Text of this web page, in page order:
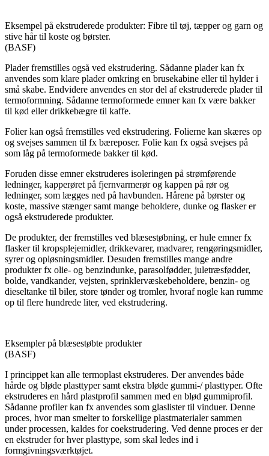
Eksempel på ekstruderede produkter: Fibre til tøj, tæpper og garn og
stive hår til koste og børster.
(BASF)
Plader fremstilles også ved ekstrudering. Sådanne plader kan fx
anvendes som klare plader omkring en brusekabine eller til hylder i
små skabe. End­videre anvendes en stor del af ekstruderede plader til
termoformning. Sådanne termoformede emner kan fx være bakker
til kød eller drikkebægre til kaffe.
Folier kan også fremstilles ved ekstrudering. Folierne kan skæres op
og svejses sammen til fx bæreposer. Folie kan fx også svejses på
som låg på termoformede bakker til kød.
Foruden disse emner ekstruderes isoleringen på strømførende
ledninger, kapperøret på fjernvarmerør og kappen på rør og
ledninger, som lægges ned på havbunden. Hårene på børster og
koste, massive stænger samt mange beholdere, dunke og flasker er
også ekstruderede produkter.
De produkter, der fremstilles ved blæsestøbning, er hule emner fx
flasker til kropsplejemidler, drikkevarer, madvarer, rengøringsmidler,
syrer og opløsningsmidler. Desuden fremstilles mange andre
produkter fx olie- og benzindunke, parasolfødder, juletræsfødder,
bolde, vandkander, vejsten, sprinklervæskebeholdere, benzin- og
dieseltanke til biler, store tønder og tromler, hvoraf nogle kan rumme
op til flere hundrede liter, ved ekstrudering.
Eksempler på blæsestøbte produkter
(BASF)
I princippet kan alle termoplast ekstruderes. Der anvendes både
hårde og bløde plasttyper samt ekstra bløde gummi-/ plasttyper. Ofte
ekstruderes en hård plastprofil sammen med en blød gummiprofil.
Sådanne profiler kan fx anvendes som glaslister til vinduer. Denne
proces, hvor man smelter to forskellige plastmaterialer sammen
under processen, kaldes for coekstrudering. Ved denne proces er der
en ekstruder for hver plasttype, som skal ledes ind i
formgivningsværktøjet.